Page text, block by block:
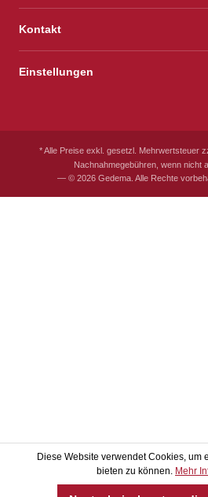
Kontakt
Einstellungen
* Alle Preise exkl. gesetzl. Mehrwertsteuer
Nachnahmegebühren, wenn nicht
— © 2026 Gedema. Alle Rechte
Diese Website verwendet Cookies, um
bieten zu können. Mehr